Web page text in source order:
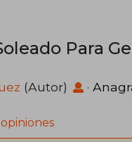
Para
(Autor) ·
opiniones